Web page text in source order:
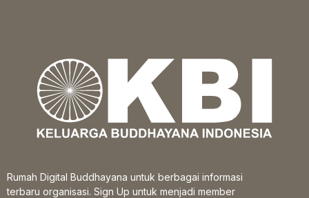
Rumah Digital Buddhayana untuk berbagai informasi
terbaru organisasi. Sign Up untuk menjadi member